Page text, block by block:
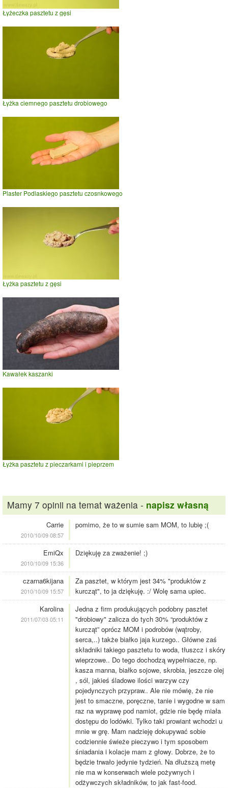
Łyżeczka pasztetu z gęsi
Łyżka ciemnego pasztetu drobiowego
Plaster Podlaskiego pasztetu czosnkowego
Łyżka pasztetu z gęsi
Kawałek kaszanki
Łyżka pasztetu z pieczarkami i pieprzem
Mamy 7 opinii na temat ważenia - napisz własną
Carrie
2010/10/09 08:57
pomimo, że to w sumie sam MOM, to lubię ;(
EmiQx
2010/10/09 15:36
Dziękuję za zważenie! ;)
czarna6kijana
2010/10/09 15:57
Za pasztet, w którym jest 34% "produktów z
kurcząt", to ja dziękuję. :/ Wolę sama upiec.
Karolina
2011/07/03 05:11
Jedna z firm produkujących podobny pasztet
"drobiowy" zalicza do tych 30% “produktów z
kurcząt” oprócz MOM i podrobów (wątroby,
serca,..) także białko jaja kurzego.. Główne zaś
składniki takiego pasztetu to woda, tłuszcz i skóry
wieprzowe.. Do tego dochodzą wypełniacze, np.
kasza manna, białko sojowe, skrobia, jeszcze olej
, sól, jakieś śladowe ilości warzyw czy
pojedynczych przypraw.. Ale nie mówię, że nie
jest to smaczne, poręczne, tanie i wygodne w sam
raz na wyprawę pod namiot, gdzie nie będę miała
dostępu do lodówki. Tylko taki prowiant wchodzi u
mnie w grę. Mam nadzieję dokupywać sobie
codziennie świeże pieczywo i tym sposobem
śniadania i kolacje mam z głowy. Dobrze, że to
będzie trwało jedynie tydzień. Na dłuższą metę
nie ma w konserwach wiele pożywnych i
odżywczych składników, to jak fast-food.